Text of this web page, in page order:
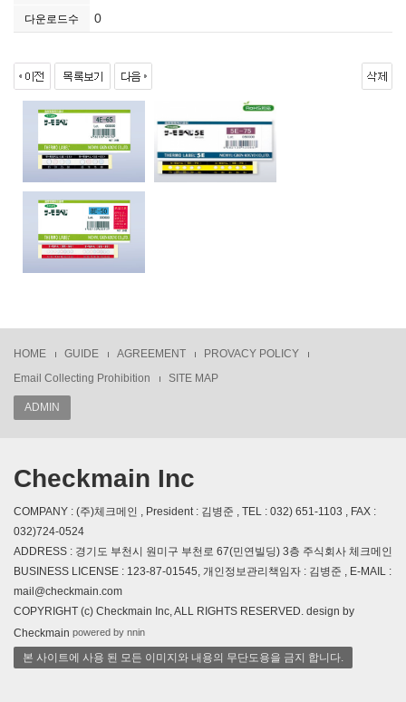
다운로드수 0
HOME GUIDE AGREEMENT
PROVACY POLICY
Email Collecting Prohibition
SITE MAP
ADMIN
Checkmain Inc
COMPANY : (주)체크메인 , President : 김병준 , TEL : 032) 651-1103 , FAX :
032)724-0524
ADDRESS : 경기도 부천시 원미구 부천로 67(민연빌딩) 3층 주식회사 체크메인
BUSINESS LICENSE : 123-87-01545, 개인정보관리책임자 : 김병준 , E-MAIL :
mail@checkmain.com
COPYRIGHT (c) Checkmain Inc, ALL RIGHTS RESERVED. design by
Checkmain powered by nnin
본 사이트에 사용 된 모든 이미지와 내용의 무단도용을 금지 합니다.